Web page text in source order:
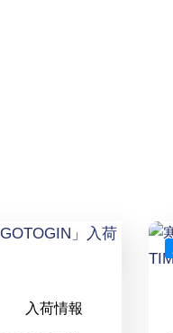
入荷情報